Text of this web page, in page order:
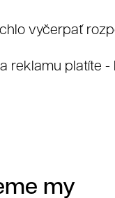
vyčerpať
reklamu platíte
my